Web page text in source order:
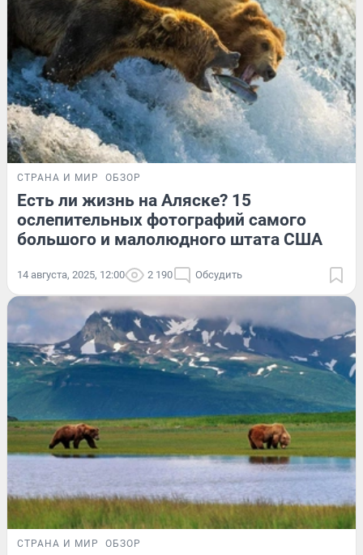
СТРАНА И МИР ОБЗОР
Есть ли жизнь на Аляске? 15
ослепительных фотографий самого
большого и малолюдного штата США
14 августа, 2025, 12:00 2 190 Обсудить
СТРАНА И МИР ОБЗОР